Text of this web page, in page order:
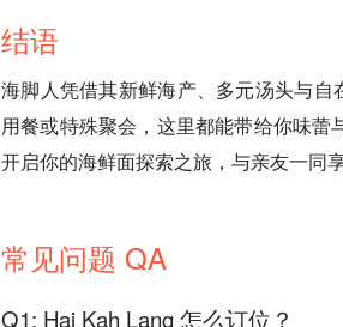
结语
海脚人凭借其新鲜海产、多元汤头与
用餐或特殊聚会，这里都能带给你味蕾
开启你的海鲜面探索之旅，与亲友一同
常见问题 QA
Q1: Hai Kah Lang 怎么订位？